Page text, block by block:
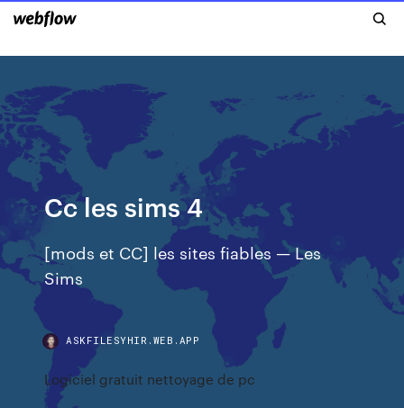
Cc les sims 4
[mods et CC] les sites fiables — Les
Sims
ASKFILESYHIR.WEB.APP
Logiciel gratuit nettoyage de pc